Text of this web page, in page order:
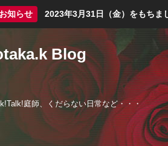
知らせ 2023年3月31日（金）をもちま
Blog
庭師、くだらない日常など・・・